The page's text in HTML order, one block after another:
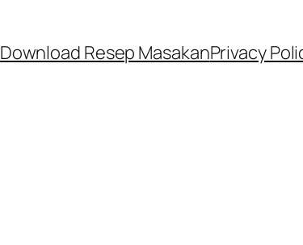
Download Resep MasakanPrivacy